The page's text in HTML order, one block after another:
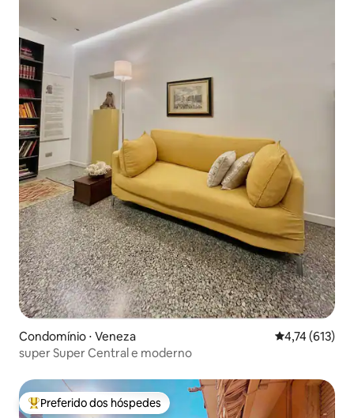
Condomínio ⋅ Veneza 4,74 de uma
4,74 (613)
super Super Central e moderno
Entre os melhores preferidos dos hóspedes
Preferido dos hóspedes